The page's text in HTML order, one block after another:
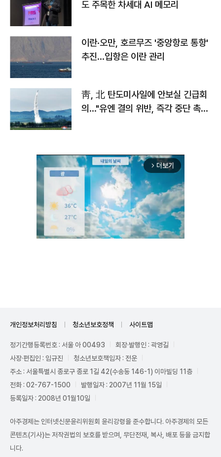
도 주목한 차세대 AI 메모리
이란·오만, 호르무즈 '중앙항로 통항'
추진…입항은 이란 관리
靑, 北 탄도미사일에 안보실 긴급회
의…"유엔 결의 위반, 즉각 중단 촉
arrow_forward_ios 더보기
개인정보처리방침 청소년보호정책 사이트맵
정기간행등록번호 : 서울 아 00493
회장·발행인 : 곽영길
사장·편집인 : 임규진
청소년보호책임자 : 전운
주소 : 서울특별시 종로구 종로 1길 42(수송동 146-1) 이마빌딩 11층
전화 : 02-767-1500
발행일자 : 2007년 11월 15일
등록일자 : 2008년 01월10일
아주경제는 인터넷신문윤리위원회 윤리강령을 준수합니다. 아주경제의 모든
콘텐츠(기사)는 저작권법의 보호를 받으며, 무단전재, 복사, 배포 등을 금지합
니다.